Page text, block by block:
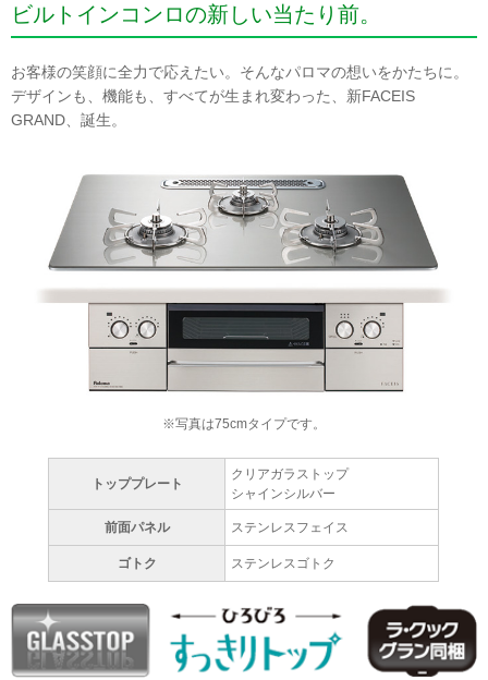
ビルトインコンロの新しい当たり前。
お客様の笑顔に全力で応えたい。そんなパロマの想いをかたちに。
デザインも、機能も、すべてが生まれ変わった、新FACEIS
GRAND、誕生。
※写真は75cmタイプです。
トッププレート
クリアガラストップ
シャインシルバー
前面パネル ステンレスフェイス
ゴトク ステンレスゴトク